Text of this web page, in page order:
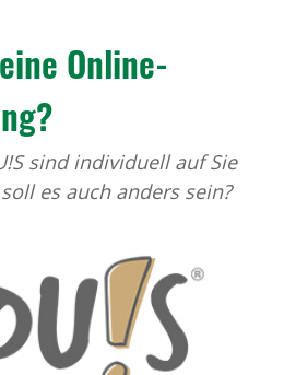
Online-
sind individuell auf Sie
es auch anders sein?